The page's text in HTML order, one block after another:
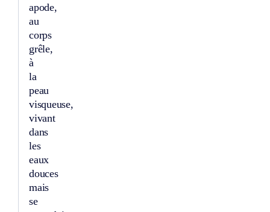
apode,
au
corps
grêle,
à
la
peau
visqueuse,
vivant
dans
les
eaux
douces
mais
se